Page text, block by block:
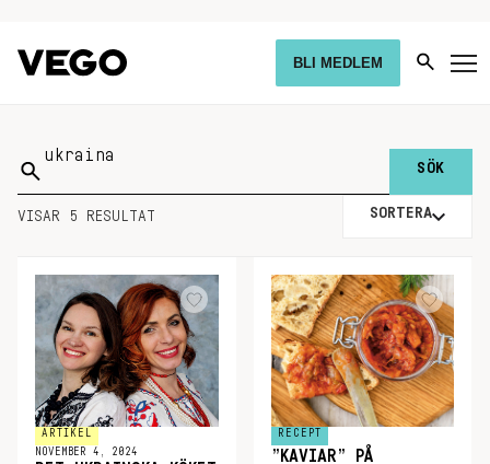
BLI MEDLEM
Sök
på:
VISAR 5 RESULTAT SORTERA
ARTIKEL
NOVEMBER 4, 2024
RECEPT
”KAVIAR” PÅ